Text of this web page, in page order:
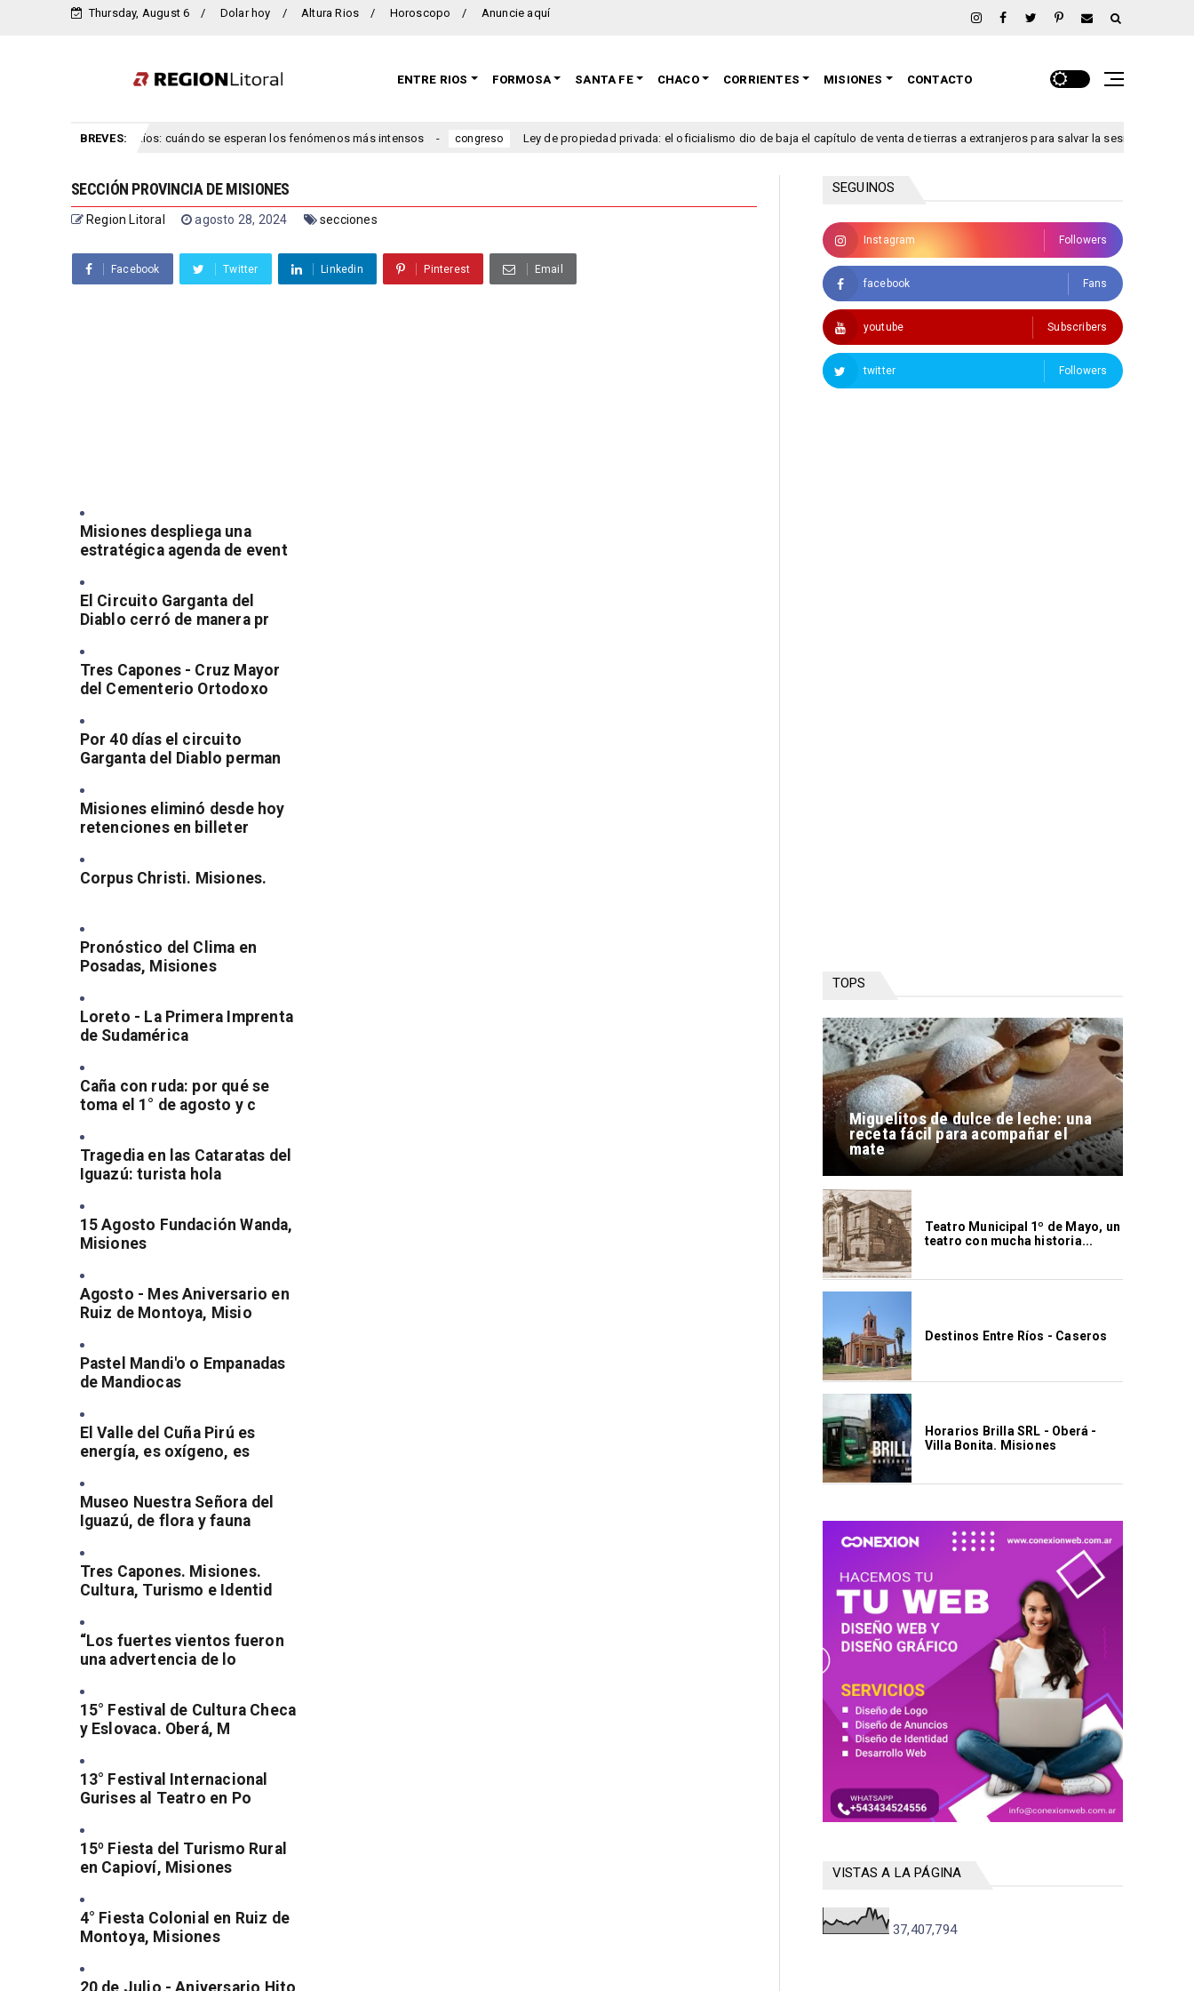
Thursday, August 6 Dolar hoy Altura Rios Horoscopo Anuncie aquí
ENTRE RIOS FORMOSA SANTA FE CHACO CORRIENTES MISIONES CONTACTO
BREVES:
viento para Entre Ríos: cuándo se esperan los fenómenos más intensos congreso Ley de propiedad privada: el oficialismo dio de baja el capítulo de venta de tierras a extranjeros para salvar la sesión de este jueves
SECCIÓN PROVINCIA DE MISIONES
Region Litoral agosto 28, 2024 secciones
Facebook Twitter Linkedin Pinterest Email
Misiones despliega una
estratégica agenda de event
El Circuito Garganta del
Diablo cerró de manera pr
Tres Capones - Cruz Mayor
del Cementerio Ortodoxo
Por 40 días el circuito
Garganta del Diablo perman
Misiones eliminó desde hoy
retenciones en billeter
Corpus Christi. Misiones.
Pronóstico del Clima en
Posadas, Misiones
Loreto - La Primera Imprenta
de Sudamérica
Caña con ruda: por qué se
toma el 1° de agosto y c
Tragedia en las Cataratas del
Iguazú: turista hola
15 Agosto Fundación Wanda,
Misiones
Agosto - Mes Aniversario en
Ruiz de Montoya, Misio
Pastel Mandi'o o Empanadas
de Mandiocas
El Valle del Cuña Pirú es
energía, es oxígeno, es
Museo Nuestra Señora del
Iguazú, de flora y fauna
Tres Capones. Misiones.
Cultura, Turismo e Identid
“Los fuertes vientos fueron
una advertencia de lo
15° Festival de Cultura Checa
y Eslovaca. Oberá, M
13° Festival Internacional
Gurises al Teatro en Po
15º Fiesta del Turismo Rural
en Capioví, Misiones
4° Fiesta Colonial en Ruiz de
Montoya, Misiones
20 de Julio - Aniversario Hito
SEGUINOS
Instagram Followers
facebook Fans
youtube Subscribers
twitter Followers
TOPS
Miguelitos de dulce de leche: una
receta fácil para acompañar el
mate
Teatro Municipal 1º de Mayo, un
teatro con mucha historia...
Destinos Entre Ríos - Caseros
Horarios Brilla SRL - Oberá -
Villa Bonita. Misiones
VISTAS A LA PÁGINA
37,407,794